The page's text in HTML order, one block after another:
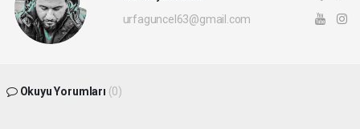
urfaguncel63@gmail.com
Okuyu Yorumları (0)